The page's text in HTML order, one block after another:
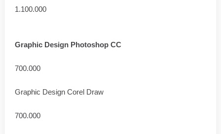
1.100.000
Graphic Design Photoshop CC
700.000
Graphic Design Corel Draw
700.000